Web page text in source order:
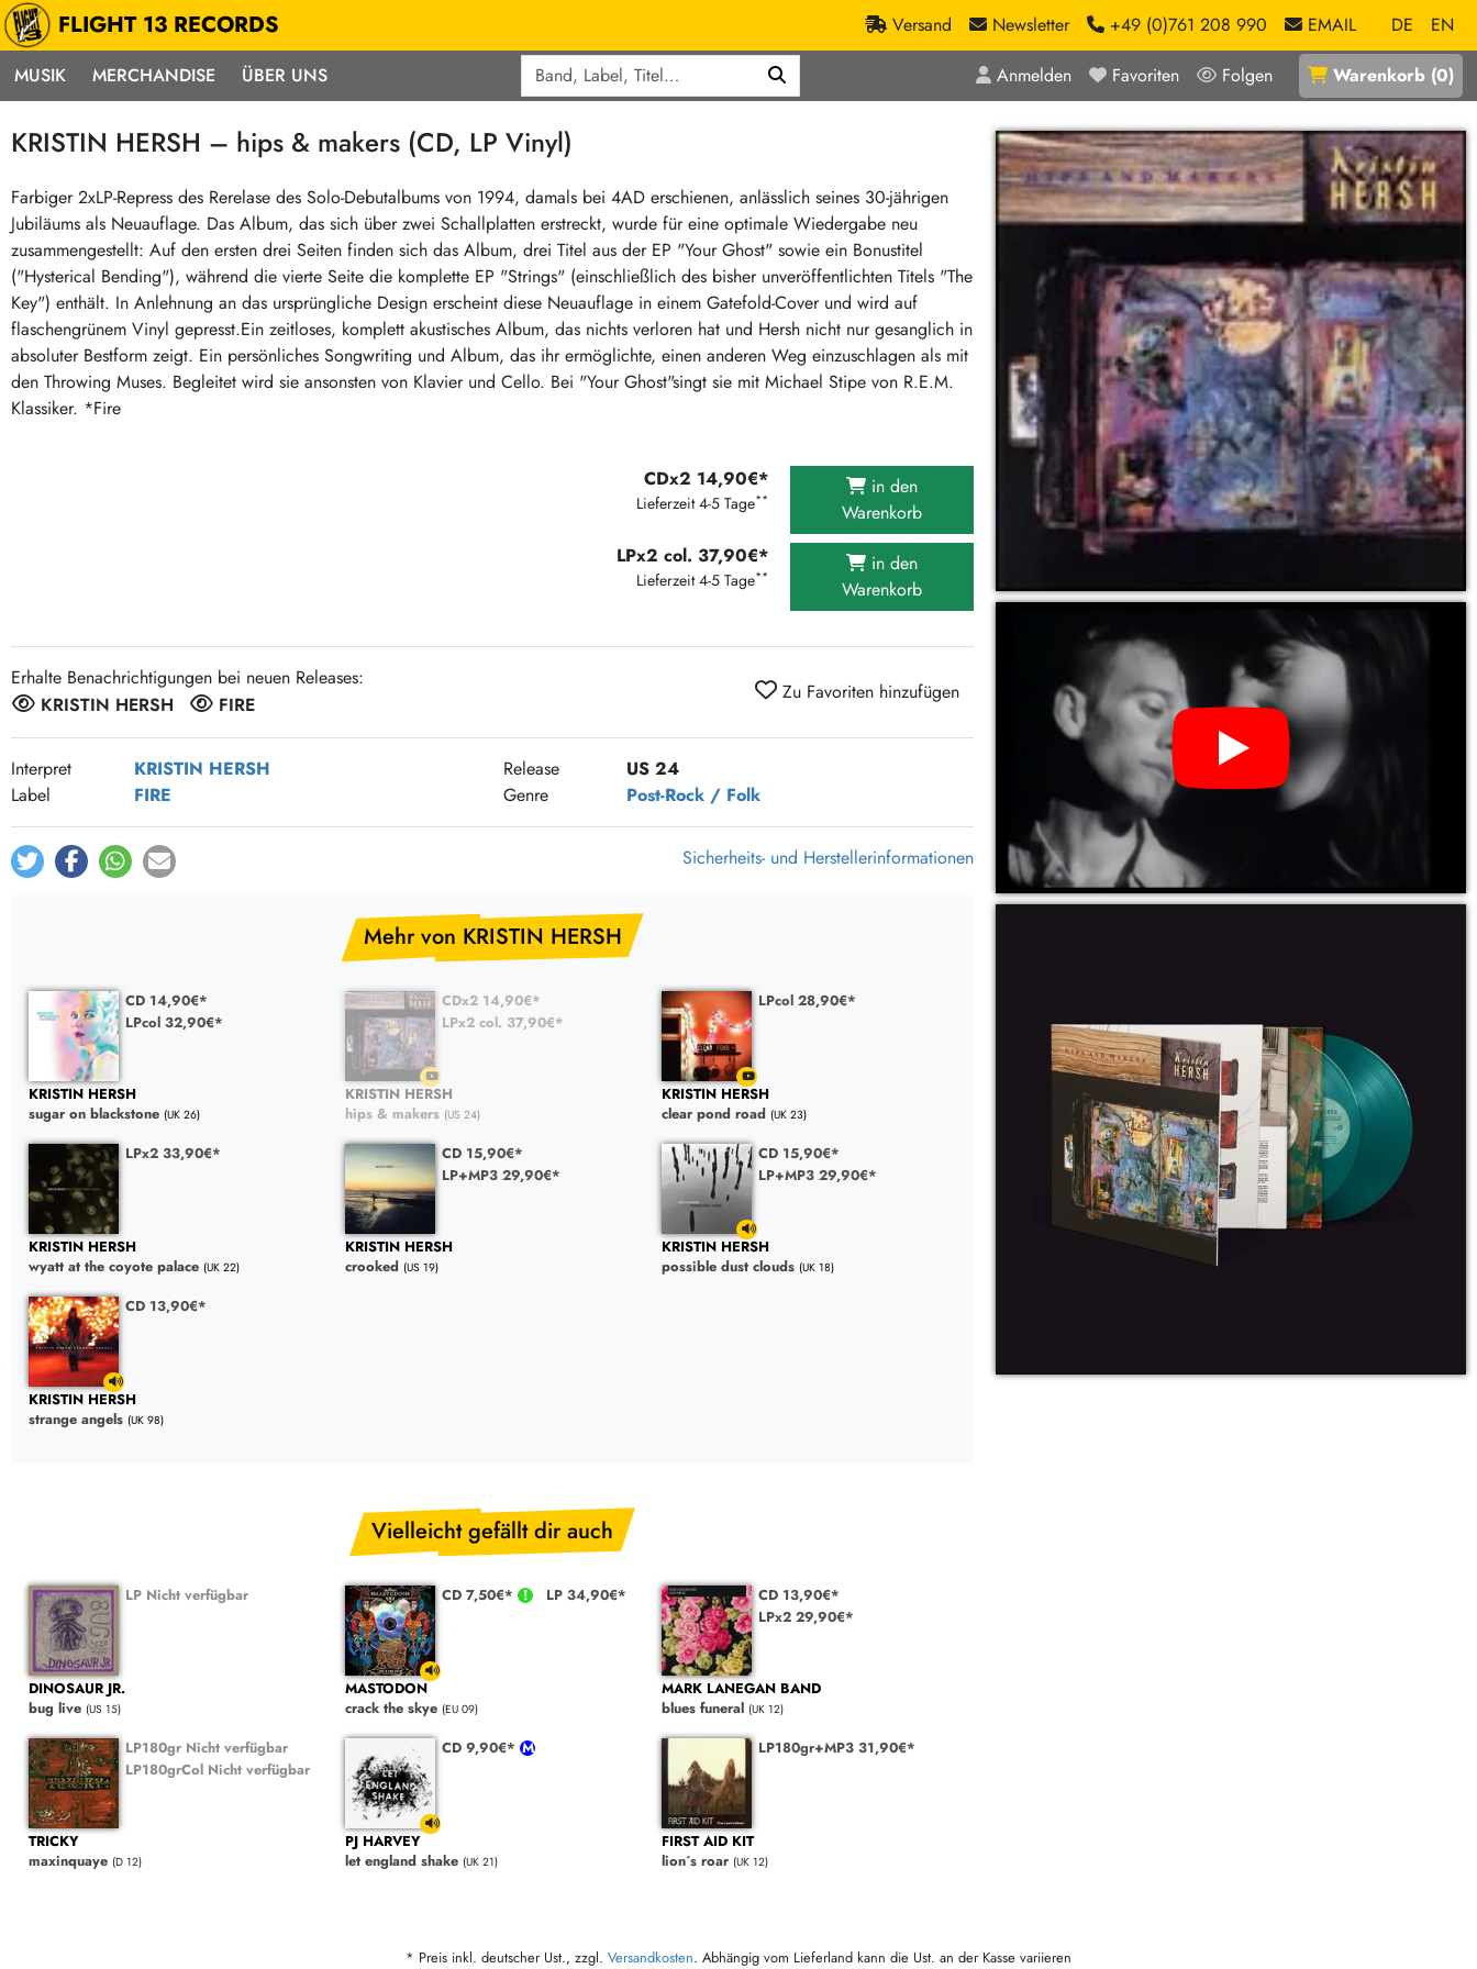
FLIGHT 13 RECORDS Versand Newsletter +49 (0)761 208 990 EMAIL DE
EN
MUSIK
Musik
Alle Neuheiten
Pre-Order
Highlights
Exklusiv & Limitiert
Neu auf Lager
Sonderangebote
Midprice
Mehr…
Punk / HC
Hardcore
Emo
Postpunk / New Wave
Punkrock
60s / Garage
Beat / Surf
60s / Garage / R´n´R
Electronic
Neoklassik
Abstract / Ambient
Electronic Goods
Reggae/Ska
Soul / Exotica / Jazz
Ska
Hiphop
Crazysane Günstiger
Fuzzorama günstiger
Tapete Records günstiger
Sunny Sunny Bastards Summer 26
Warner Rockerwochen
Universal Vinyl Günstig
Music on Vinyl-Aktion
375 Aktion Vinyl Q3 2026
Clouds Hill & Broken Silence-Sommer-Aktion
RSD 2026
FLIGHT 13 REC. SALE
Epitaph Vinyl Günstiger
Unter Schafen-Vinyl günstig
MERCHANDISE ÜBER UNS Anmelden Favoriten Folgen Warenkorb (0)
KRISTIN HERSH – hips & makers (CD, LP Vinyl)
Farbiger 2xLP-Repress des Rerelase des Solo-Debutalbums von 1994, damals bei 4AD erschienen, anlässlich seines 30-jährigen
Jubiläums als Neuauflage. Das Album, das sich über zwei Schallplatten erstreckt, wurde für eine optimale Wiedergabe neu
zusammengestellt: Auf den ersten drei Seiten finden sich das Album, drei Titel aus der EP "Your Ghost" sowie ein Bonustitel
("Hysterical Bending"), während die vierte Seite die komplette EP "Strings" (einschließlich des bisher unveröffentlichten Titels "The
Key") enthält. In Anlehnung an das ursprüngliche Design erscheint diese Neuauflage in einem Gatefold-Cover und wird auf
flaschengrünem Vinyl gepresst.Ein zeitloses, komplett akustisches Album, das nichts verloren hat und Hersh nicht nur gesanglich in
absoluter Bestform zeigt. Ein persönliches Songwriting und Album, das ihr ermöglichte, einen anderen Weg einzuschlagen als mit
den Throwing Muses. Begleitet wird sie ansonsten von Klavier und Cello. Bei "Your Ghost"singt sie mit Michael Stipe von R.E.M.
Klassiker. *Fire
CDx2 14,90€*
Lieferzeit 4-5 Tage**
in den
Warenkorb
LPx2 col. 37,90€*
Lieferzeit 4-5 Tage**
in den
Warenkorb
Erhalte Benachrichtigungen bei neuen Releases:
KRISTIN HERSH
FIRE
Zu Favoriten hinzufügen
Interpret KRISTIN HERSH Release
US 24
Label
FIRE Genre Post-Rock / Folk
Sicherheits- und Herstellerinformationen
Mehr von KRISTIN HERSH
CD 14,90€*
LPcol 32,90€*
KRISTIN HERSH
sugar on blackstone (UK 26)
CDx2 14,90€*
LPx2 col. 37,90€*
KRISTIN HERSH
hips & makers (US 24)
LPcol 28,90€*
KRISTIN HERSH
clear pond road (UK 23)
LPx2 33,90€*
KRISTIN HERSH
wyatt at the coyote palace (UK 22)
CD 15,90€*
LP+MP3 29,90€*
KRISTIN HERSH
crooked (US 19)
CD 15,90€*
LP+MP3 29,90€*
KRISTIN HERSH
possible dust clouds (UK 18)
CD 13,90€*
KRISTIN HERSH
strange angels (UK 98)
Vielleicht gefällt dir auch
LP Nicht verfügbar
DINOSAUR JR.
bug live (US 15)
CD 7,50€* LP 34,90€*
MASTODON
crack the skye (EU 09)
CD 13,90€*
LPx2 29,90€*
MARK LANEGAN BAND
blues funeral (UK 12)
LP180gr Nicht verfügbar
LP180grCol Nicht verfügbar
TRICKY
maxinquaye (D 12)
CD 9,90€*
PJ HARVEY
let england shake (UK 21)
LP180gr+MP3 31,90€*
FIRST AID KIT
lion´s roar (UK 12)
YouTube Video: KRISTIN HERSH – hips & makers (CD, LP
* Preis inkl. deutscher Ust., zzgl. Versandkosten. Abhängig vom Lieferland kann die Ust. an der Kasse variieren